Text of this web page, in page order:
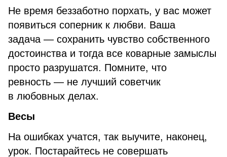
Не время беззаботно порхать, у вас может
появиться соперник к любви. Ваша
задача — сохранить чувство собственного
достоинства и тогда все коварные замыслы
просто разрушатся. Помните, что
ревность — не лучший советчик
в любовных делах.
Весы
На ошибках учатся, так выучите, наконец,
урок. Постарайтесь не совершать